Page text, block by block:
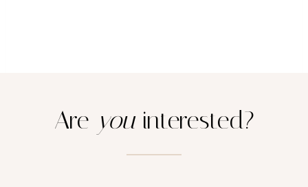
Are youinterested?